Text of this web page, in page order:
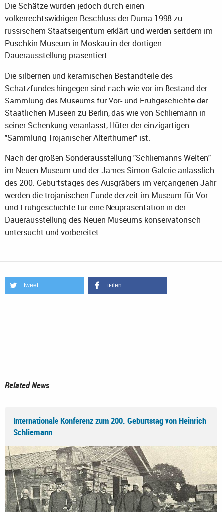
Die Schätze wurden jedoch durch einen
völkerrechtswidrigen Beschluss der Duma 1998 zu
russischem Staatseigentum erklärt und werden seitdem im
Puschkin-Museum in Moskau in der dortigen
Dauerausstellung präsentiert.
Die silbernen und keramischen Bestandteile des
Schatzfundes hingegen sind nach wie vor im Bestand der
Sammlung des Museums für Vor- und Frühgeschichte der
Staatlichen Museen zu Berlin, das wie von Schliemann in
seiner Schenkung veranlasst, Hüter der einzigartigen
"Sammlung Trojanischer Alterthümer" ist.
Nach der großen Sonderausstellung "Schliemanns Welten"
im Neuen Museum und der James-Simon-Galerie anlässlich
des 200. Geburtstages des Ausgräbers im vergangenen Jahr
werden die trojanischen Funde derzeit im Museum für Vor-
und Frühgeschichte für eine Neupräsentation in der
Dauerausstellung des Neuen Museums konservatorisch
untersucht und vorbereitet.
tweet teilen
Related News
Internationale Konferenz zum 200. Geburtstag von Heinrich
Schliemann